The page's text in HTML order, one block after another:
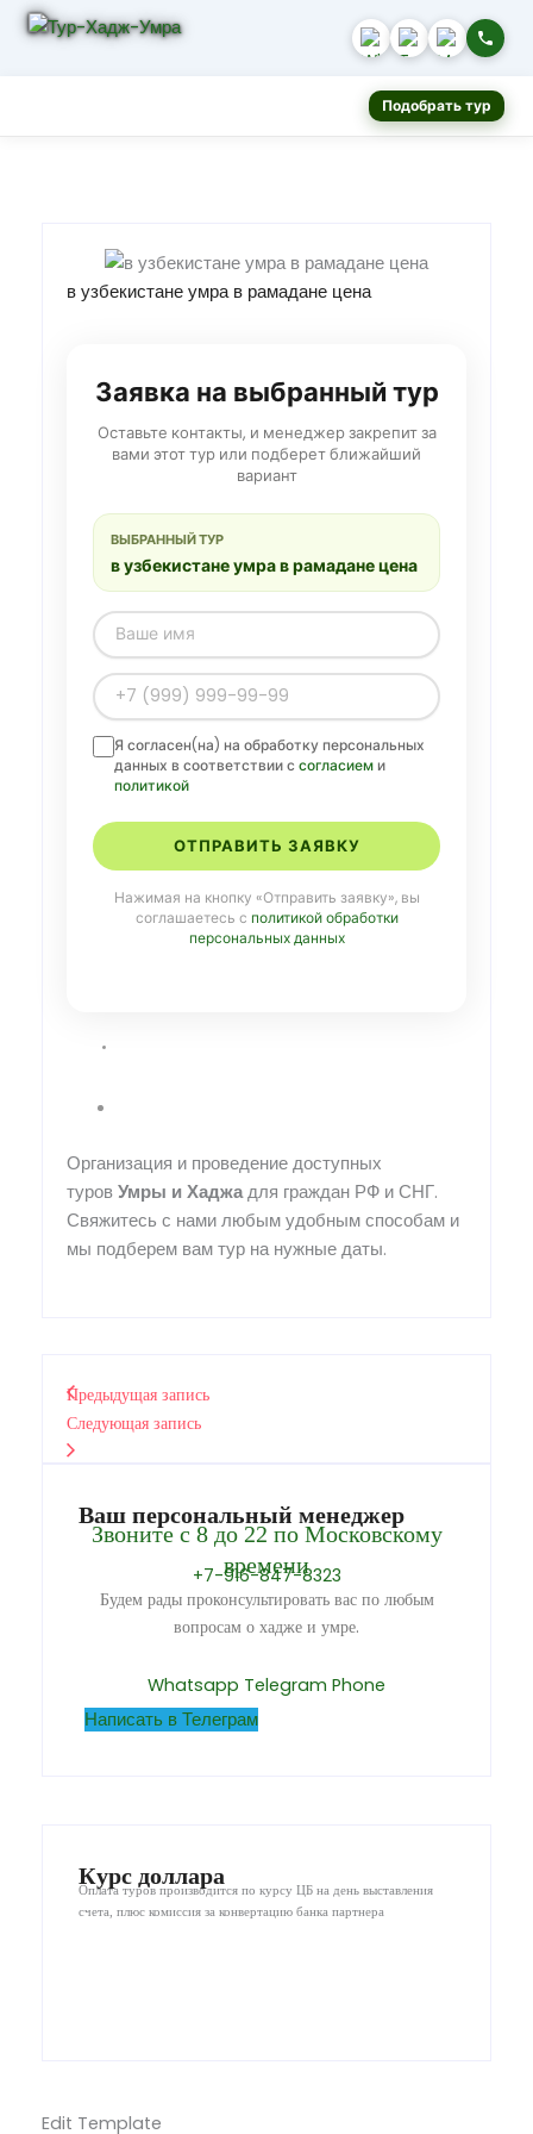
Подобрать тур
в узбекистане умра в рамадане цена
Заявка на выбранный тур
Оставьте контакты, и менеджер закрепит за
вами этот тур или подберет ближайший
вариант
ВЫБРАННЫЙ ТУР
в узбекистане умра в рамадане цена
Я согласен(на) на обработку персональных
данных в соответствии с согласиеми
политикой
ОТПРАВИТЬ ЗАЯВКУ
Нажимая на кнопку «Отправить заявку», вы
соглашаетесь с политикой обработки
персональных данных
Организация и проведение доступных
туров Умры и Хаджадля граждан РФ и СНГ.
Свяжитесь с нами любым удобным способам и
мы подберем вам тур на нужные даты.
Предыдущая запись
Следующая запись
Ваш персональный менеджер
Звоните с 8 до 22 по Московскому
времени
+7-916-847-8323
Будем рады проконсультировать вас по любым
вопросам о хадже и умре.
Whatsapp Telegram Phone
Написать в Телеграм
Курс доллара
Оплата туров производится по курсу ЦБ на день выставления
счета, плюс комиссия за конвертацию банка партнера
Edit Template